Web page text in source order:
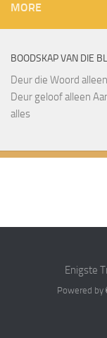
MORE
BOODSKAP VAN DIE
Deur die Woord
Deur geloof alleen
alles
Enigste
Powered by